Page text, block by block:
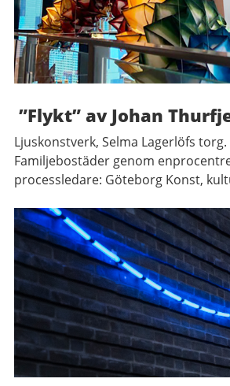
”Flykt” av Johan
Ljuskonstverk, Selma Lagerlöfs torg.
Familjebostäder genom
processledare: Göteborg Konst,